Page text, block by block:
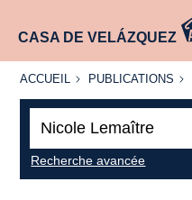
CASA DE VELÁZQUEZ
ACCUEIL
ACCUEIL PUBLICATIONS
PUBLICATIONS
Recherche avancée